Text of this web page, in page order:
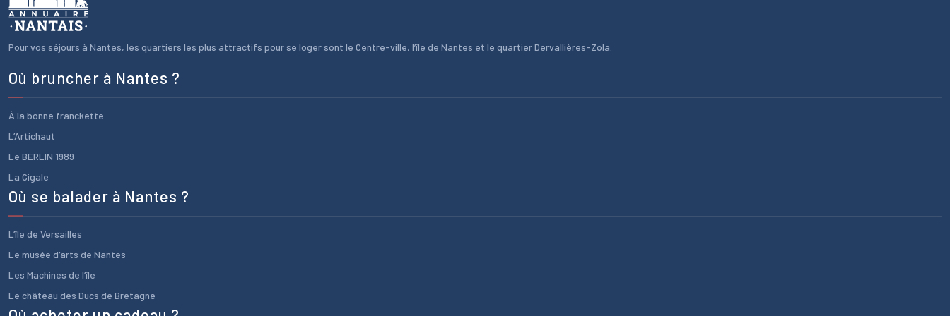
Pour vos séjours à Nantes, les quartiers les plus attractifs pour se loger sont le Centre-ville, l’île de Nantes et le quartier Dervallières-Zola.
Où bruncher à Nantes ?
À la bonne franckette
L’Artichaut
Le BERLIN 1989
La Cigale
Où se balader à Nantes ?
L’île de Versailles
Le musée d’arts de Nantes
Les Machines de l’île
Le château des Ducs de Bretagne